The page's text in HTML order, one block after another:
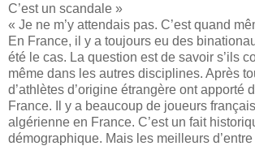
C’est un scandale »
« Je ne m’y attendais pas. C’est quand
En France, il y a toujours eu des
été le cas. La question est de savoir s’ils
même dans les autres disciplines. Après
d’athlètes d’origine étrangère ont apporté
France. Il y a beaucoup de joueurs
algérienne en France. C’est un fait
démographique. Mais les meilleurs